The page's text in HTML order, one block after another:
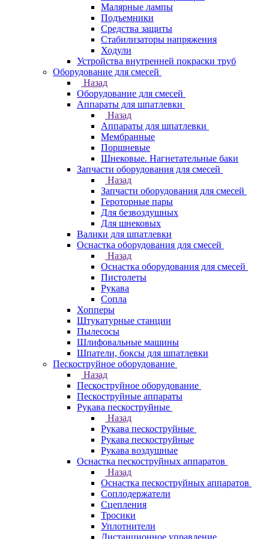
Малярные лампы
Подъемники
Средства защиты
Стабилизаторы напряжения
Ходули
Устройства внутренней покраски труб
Оборудование для смесей
Назад
Оборудование для смесей
Аппараты для шпатлевки
Назад
Аппараты для шпатлевки
Мембранные
Поршневые
Шнековые. Нагнетательные баки
Запчасти оборудования для смесей
Назад
Запчасти оборудования для смесей
Героторные пары
Для безвоздушных
Для шнековых
Валики для шпатлевки
Оснастка оборудования для смесей
Назад
Оснастка оборудования для смесей
Пистолеты
Рукава
Сопла
Хопперы
Штукатурные станции
Пылесосы
Шлифовальные машины
Шпатели, боксы для шпатлевки
Пескоструйное оборудование
Назад
Пескоструйное оборудование
Пескоструйные аппараты
Рукава пескоструйные
Назад
Рукава пескоструйные
Рукава пескоструйные
Рукава воздушные
Оснастка пескоструйных аппаратов
Назад
Оснастка пескоструйных аппаратов
Соплодержатели
Сцепления
Тросики
Уплотнители
Дистанционное управление